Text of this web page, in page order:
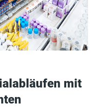
mit